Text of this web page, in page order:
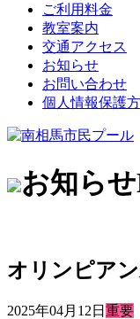
ご利用料金
教室案内
交通アクセス
お知らせ
お問い合わせ
個人情報保護
お知らせ
オリンピア
2025年04月12日 重要